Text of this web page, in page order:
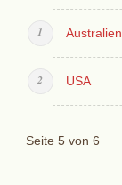
Australien
USA
Seite 5 von 6